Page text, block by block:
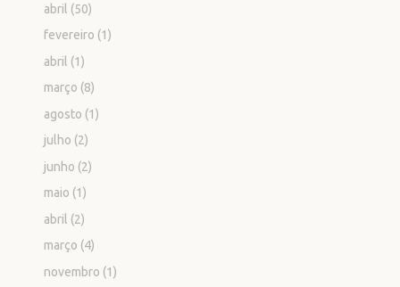
abril (50)
fevereiro (1)
abril (1)
março (8)
agosto (1)
julho (2)
junho (2)
maio (1)
abril (2)
março (4)
novembro (1)